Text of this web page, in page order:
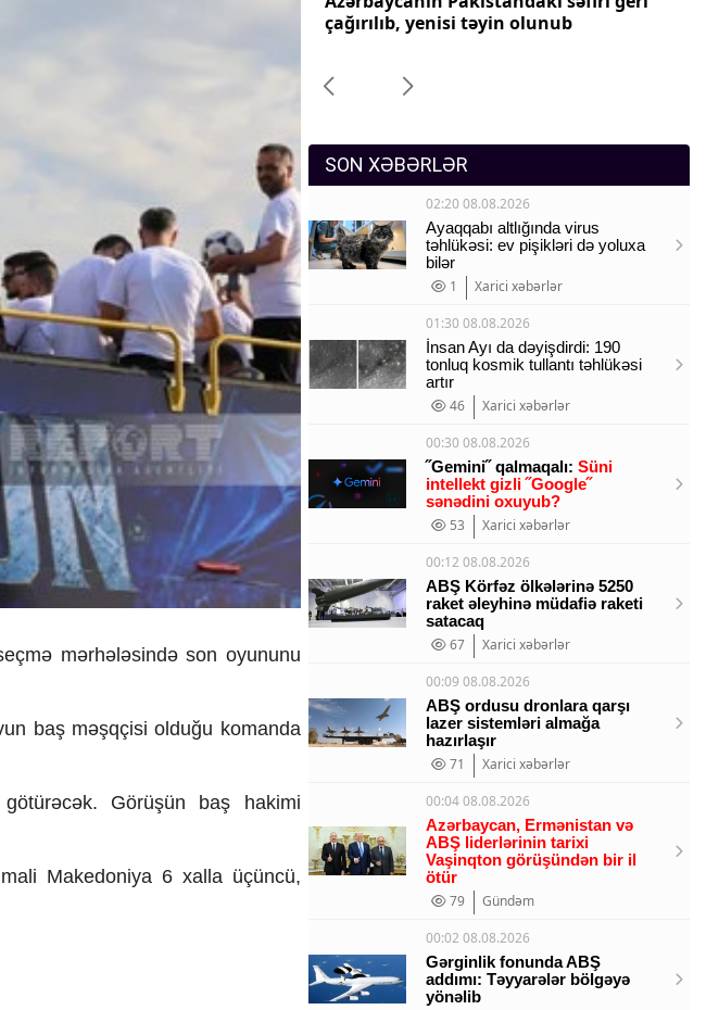
mərhələsində son oyununu
baş məşqçisi olduğu komanda
Görüşün baş hakimi
Makedoniya 6 xalla üçüncü,
çağırılıb, yenisi təyin olunub
SON XƏBƏRLƏR
02:20 08.08.2026
Ayaqqabı altlığında virus
təhlükəsi: ev pişikləri də yoluxa
bilər
1
Xarici xəbərlər
01:30 08.08.2026
İnsan Ayı da dəyişdirdi: 190
tonluq kosmik tullantı təhlükəsi
artır
46
Xarici xəbərlər
00:30 08.08.2026
˝Gemini˝ qalmaqalı: Süni
intellekt gizli ˝Google˝
sənədini oxuyub?
53
Xarici xəbərlər
00:12 08.08.2026
ABŞ Körfəz ölkələrinə 5250
raket əleyhinə müdafiə raketi
satacaq
67
Xarici xəbərlər
00:09 08.08.2026
ABŞ ordusu dronlara qarşı
lazer sistemləri almağa
hazırlaşır
71
Xarici xəbərlər
00:04 08.08.2026
Azərbaycan, Ermənistan və
ABŞ liderlərinin tarixi
Vaşinqton görüşündən bir il
ötür
79
Gündəm
00:02 08.08.2026
Gərginlik fonunda ABŞ
addımı: Təyyarələr bölgəyə
yönəlib